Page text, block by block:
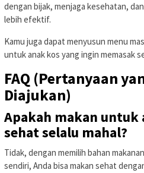
dengan bijak, menjaga kesehatan,
lebih efektif.
Kamu juga dapat menyusun menu
untuk anak kos yang ingin memasak
FAQ (Pertanyaan
Diajukan)
Apakah makan untuk
sehat selalu mahal?
Tidak, dengan memilih bahan
sendiri, Anda bisa makan sehat